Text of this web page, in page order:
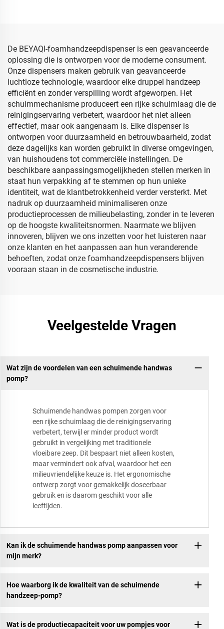
De BEYAQI-foamhandzeepdispenser is een geavanceerde
oplossing die is ontworpen voor de moderne consument.
Onze dispensers maken gebruik van geavanceerde
luchtloze technologie, waardoor elke druppel handzeep
efficiënt en zonder verspilling wordt afgeworpen. Het
schuimmechanisme produceert een rijke schuimlaag die de
reinigingservaring verbetert, waardoor het niet alleen
effectief, maar ook aangenaam is. Elke dispenser is
ontworpen voor duurzaamheid en betrouwbaarheid, zodat
deze dagelijks kan worden gebruikt in diverse omgevingen,
van huishoudens tot commerciële instellingen. De
beschikbare aanpassingsmogelijkheden stellen merken in
staat hun verpakking af te stemmen op hun unieke
identiteit, wat de klantbetrokkenheid verder versterkt. Met
nadruk op duurzaamheid minimaliseren onze
productieprocessen de milieubelasting, zonder in te leveren
op de hoogste kwaliteitsnormen. Naarmate we blijven
innoveren, blijven we ons inzetten voor het luisteren naar
onze klanten en het aanpassen aan hun veranderende
behoeften, zodat onze foamhandzeepdispensers blijven
vooraan staan in de cosmetische industrie.
Veelgestelde Vragen
Wat zijn de voordelen van een schuimende handwas
pomp?
Schuimende handwas pompen zorgen voor
een rijke schuimlaag die de reinigingservaring
verbetert, terwijl er minder product wordt
gebruikt in vergelijking met traditionele
vloeibare zeep. Dit bespaart niet alleen kosten,
maar vermindert ook afval, waardoor het een
milieuvriendelijke keuze is. Het ergonomische
ontwerp zorgt voor gemakkelijk doseerbaar
gebruik en is daarom geschikt voor alle
leeftijden.
Kan ik de schuimende handwas pomp aanpassen voor
mijn merk?
Hoe waarborg ik de kwaliteit van de schuimende
handzeep-pomp?
Wat is de productiecapaciteit voor uw pompjes voor